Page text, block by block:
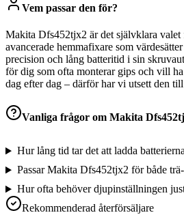
Vem passar den för?
Makita Dfs452tjx2 är det självklara valet
avancerade hemmafixare som
precision och lång batteritid i sin
för dig som ofta monterar gips och vill
dag efter dag – därför har vi utsett den till
Vanliga frågor om Makita
Hur lång tid tar det att ladda
Passar Makita Dfs452tjx2 för både
Hur ofta behöver djupinställningen
Rekommenderad återförsäljare